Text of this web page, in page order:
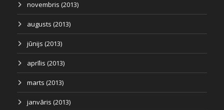
novembris (2013)
augusts (2013)
jūnijs (2013)
aprīlis (2013)
marts (2013)
janvāris (2013)